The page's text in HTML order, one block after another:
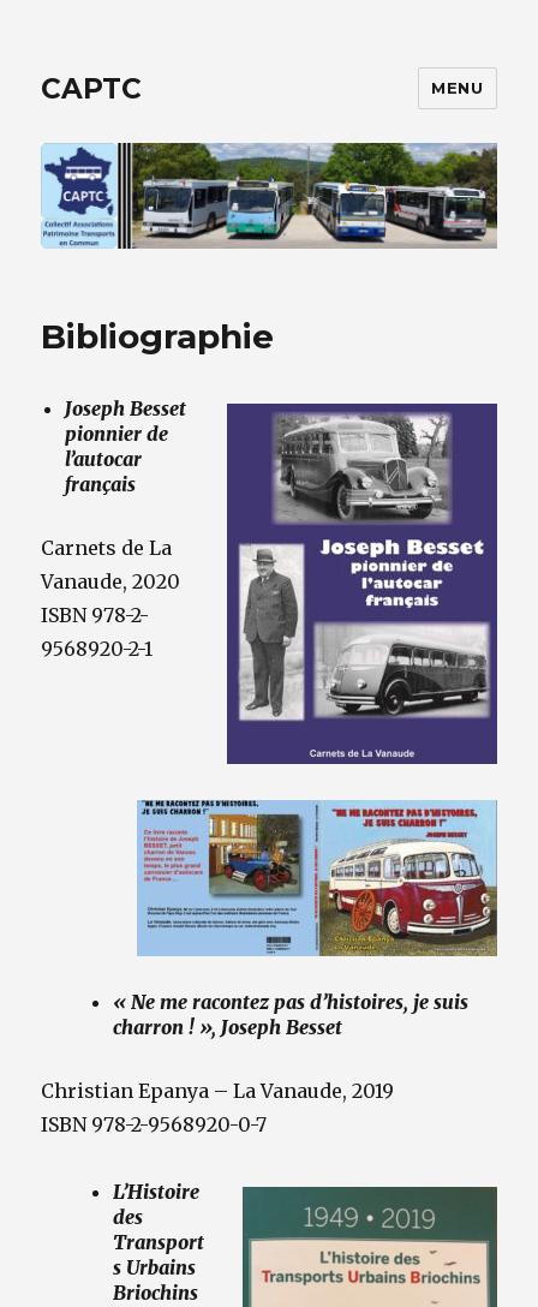
CAPTC MENU
Bibliographie
Joseph Besset
pionnier de
l’autocar
français
Carnets de La
Vanaude, 2020
ISBN 978-2-
9568920-2-1
« Ne me racontez pas d’histoires, je suis
charron ! », Joseph Besset
Christian Epanya – La Vanaude, 2019
ISBN 978-2-9568920-0-7
L’Histoire
des
Transport
s Urbains
Briochins